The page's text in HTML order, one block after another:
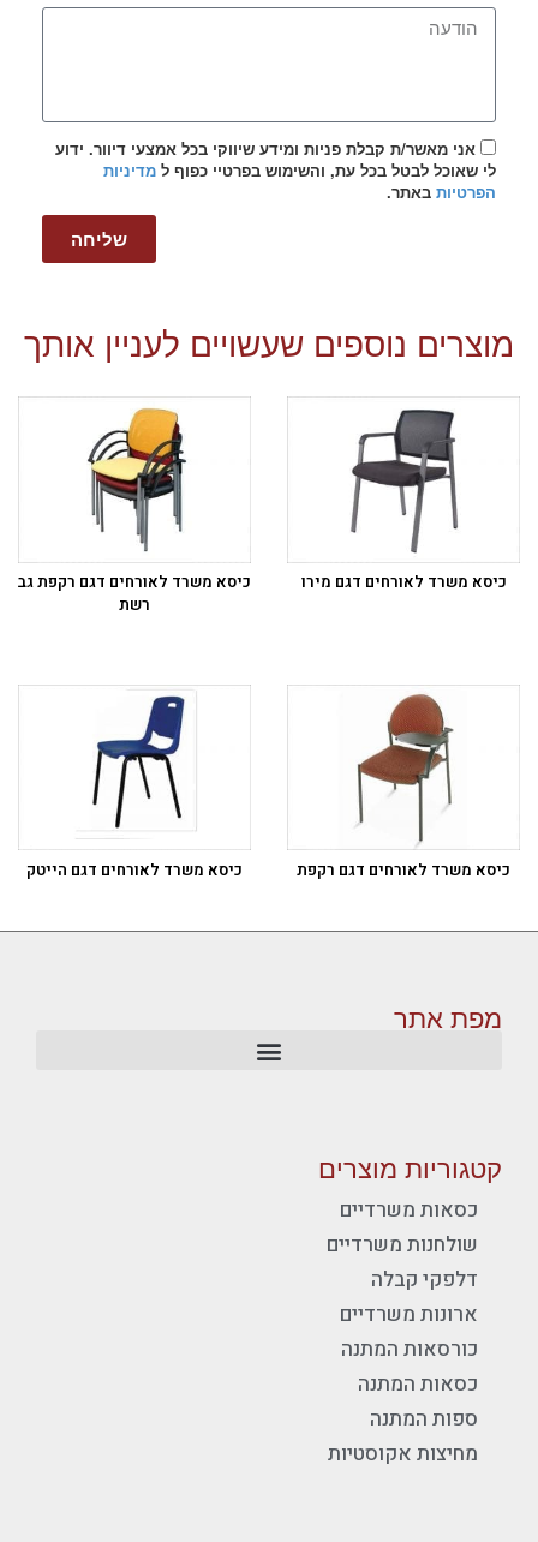
אני מאשר/ת קבלת פניות ומידע שיווקי בכל אמצעי דיוור. ידוע
לי שאוכל לבטל בכל עת, והשימוש בפרטיי כפוף ל מדיניות
הפרטיות באתר.
שליחה
מוצרים נוספים שעשויים לעניין אותך
כיסא משרד לאורחים דגם מירו
כיסא משרד לאורחים דגם רקפת גב
רשת
כיסא משרד לאורחים דגם רקפת כיסא משרד לאורחים דגם הייטק
מפת אתר
קטגוריות מוצרים
כסאות משרדיים
שולחנות משרדיים
דלפקי קבלה
ארונות משרדיים
כורסאות המתנה
כסאות המתנה
ספות המתנה
מחיצות אקוסטיות